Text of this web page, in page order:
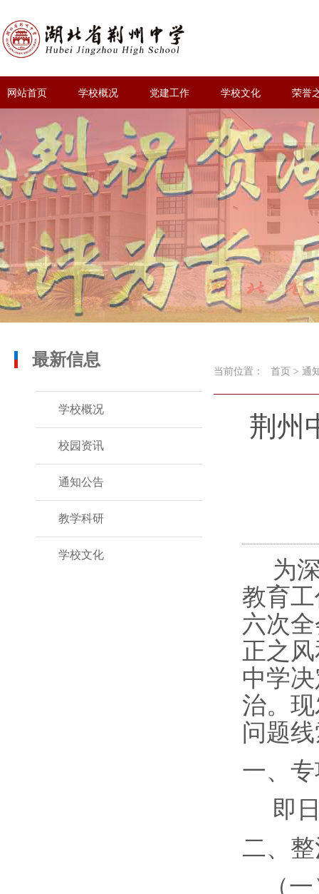
网站首页 学校概况 党建工作 学校文化 荣誉
最新信息
学校概况
校园资讯
通知公告
教学科研
学校文化
当前位置： 首页 > 通
荆州
为
教育
六次
正之
中学
治。
问题
一、
即
二、
（